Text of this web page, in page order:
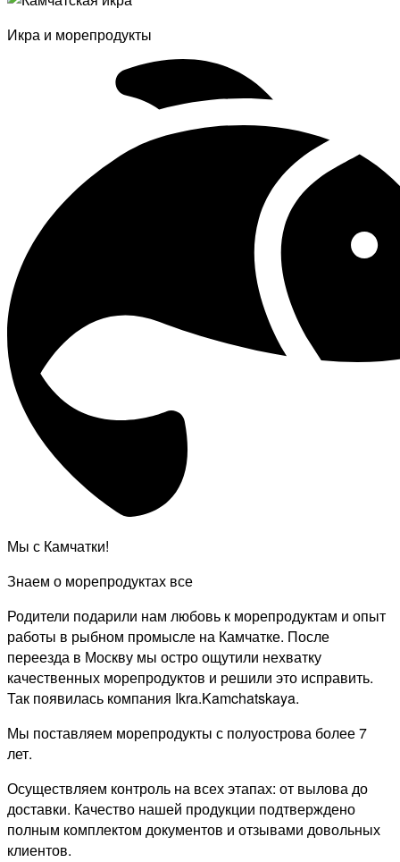
Икра и морепродукты
Мы с Камчатки!
Знаем о морепродуктах все
Родители подарили нам любовь к морепродуктам и опыт
работы в рыбном промысле на Камчатке. После
переезда в Москву мы остро ощутили нехватку
качественных морепродуктов и решили это исправить.
Так появилась компания Ikra.Kamchatskaya.
Мы поставляем морепродукты с полуострова более 7
лет.
Осуществляем контроль на всех этапах: от вылова до
доставки. Качество нашей продукции подтверждено
полным комплектом документов и отзывами довольных
клиентов.